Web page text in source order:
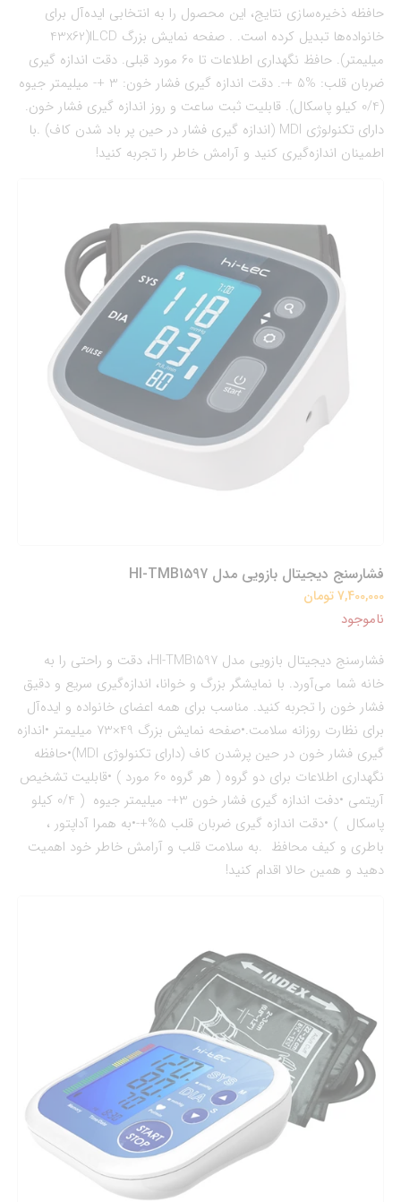
حافظه ذخیره‌سازی نتایج، این محصول را به انتخابی ایده‌آل برای
خانواده‌ها تبدیل کرده است. . صفحه نمایش بزرگ LCDا(43x62
میلیمتر). حافظ نگهداری اطلاعات تا 60 مورد قبلی. دقت اندازه گیری
ضربان قلب: %5 +-. دقت اندازه گیری فشار خون: 3 +- میلیمتر جیوه
(0/4 کیلو پاسکال). قابلیت ثبت ساعت و روز اندازه گیری فشار خون.
داراي تكنولوژي MDI (اندازه گيري فشار در حين پر باد شدن كاف) .با
اطمینان اندازه‌گیری کنید و آرامش خاطر را تجربه کنید!
فشارسنج دیجیتال بازویی مدل HI-TMB1597
7,400,000 تومان
ناموجود
فشارسنج دیجیتال بازویی مدل HI-TMB1597، دقت و راحتی را به
خانه شما می‌آورد. با نمایشگر بزرگ و خوانا، اندازه‌گیری سریع و دقیق
فشار خون را تجربه کنید. مناسب برای همه اعضای خانواده و ایده‌آل
برای نظارت روزانه سلامت.•صفحه نمایش بزرگ 49×73 میلیمتر •اندازه
گیری فشار خون در حین پرشدن کاف (دارای تکنولوژی MDI)•حافظه
نگهداری اطلاعات برای دو گروه ( هر گروه 60 مورد ) •قابلیت تشخیص
آریتمی •دفت اندازه گیری فشار خون 3+- میلیمتر جیوه ( 0/4 کیلو
پاسکال ) •دقت اندازه گیری ضربان قلب 5%+-•به همرا آداپتور ،
باطری و کیف محافظ .به سلامت قلب و آرامش خاطر خود اهمیت
دهید و همین حالا اقدام کنید!